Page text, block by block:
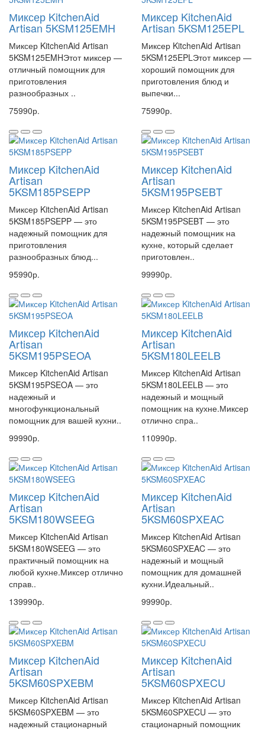
Миксер KitchenAid
Artisan 5KSM125EMH
Миксер KitchenAid Artisan
5KSM125EMHЭтот миксер —
отличный помощник для
приготовления
разнообразных ..
75990р.
Миксер KitchenAid
Artisan 5KSM125EPL
Миксер KitchenAid Artisan
5KSM125EPLЭтот миксер —
хороший помощник для
приготовления блюд и
выпечки...
75990р.
Миксер KitchenAid
Artisan
5KSM185PSEPP
Миксер KitchenAid Artisan
5KSM185PSEPP — это
надежный помощник для
приготовления
разнообразных блюд...
95990р.
Миксер KitchenAid
Artisan
5KSM195PSEBT
Миксер KitchenAid Artisan
5KSM195PSEBT — это
надежный помощник на
кухне, который сделает
приготовлен..
99990р.
Миксер KitchenAid
Artisan
5KSM195PSEOA
Миксер KitchenAid Artisan
5KSM195PSEOA — это
надежный и
многофункциональный
помощник для вашей кухни..
99990р.
Миксер KitchenAid
Artisan
5KSM180LEELB
Миксер KitchenAid Artisan
5KSM180LEELB — это
надежный и мощный
помощник на кухне.Миксер
отлично спра..
110990р.
Миксер KitchenAid
Artisan
5KSM180WSEEG
Миксер KitchenAid Artisan
5KSM180WSEEG — это
практичный помощник на
любой кухне.Миксер отлично
справ..
139990р.
Миксер KitchenAid
Artisan
5KSM60SPXEAC
Миксер KitchenAid Artisan
5KSM60SPXEAC — это
надежный и мощный
помощник для домашней
кухни.Идеальный..
99990р.
Миксер KitchenAid
Artisan
5KSM60SPXEBM
Миксер KitchenAid Artisan
5KSM60SPXEBM — это
надежный стационарный
Миксер KitchenAid
Artisan
5KSM60SPXECU
Миксер KitchenAid Artisan
5KSM60SPXECU — это
стационарный помощник